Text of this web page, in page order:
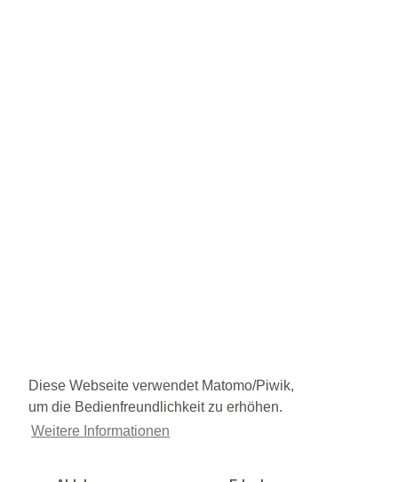
Diese Webseite verwendet Matomo/Piwik,
um die Bedienfreundlichkeit zu erhöhen.
Weitere Informationen